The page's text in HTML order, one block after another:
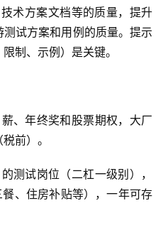
术方案文档等的质量，提升
试方案和用例的质量。提示
制、示例）是关键。
、年终奖和股票期权，大厂
前）。
测试岗位（二杠一级别），
、住房补贴等），一年可存